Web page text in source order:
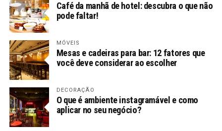
Café da manhã de hotel: descubra o que não
pode faltar!
MÓVEIS
Mesas e cadeiras para bar: 12 fatores que
você deve considerar ao escolher
DECORAÇÃO
O que é ambiente instagramável e como
aplicar no seu negócio?